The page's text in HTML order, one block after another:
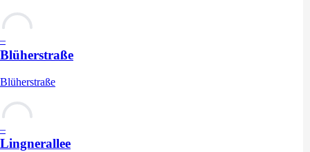
–
Blüherstraße
Blüherstraße
–
Lingnerallee